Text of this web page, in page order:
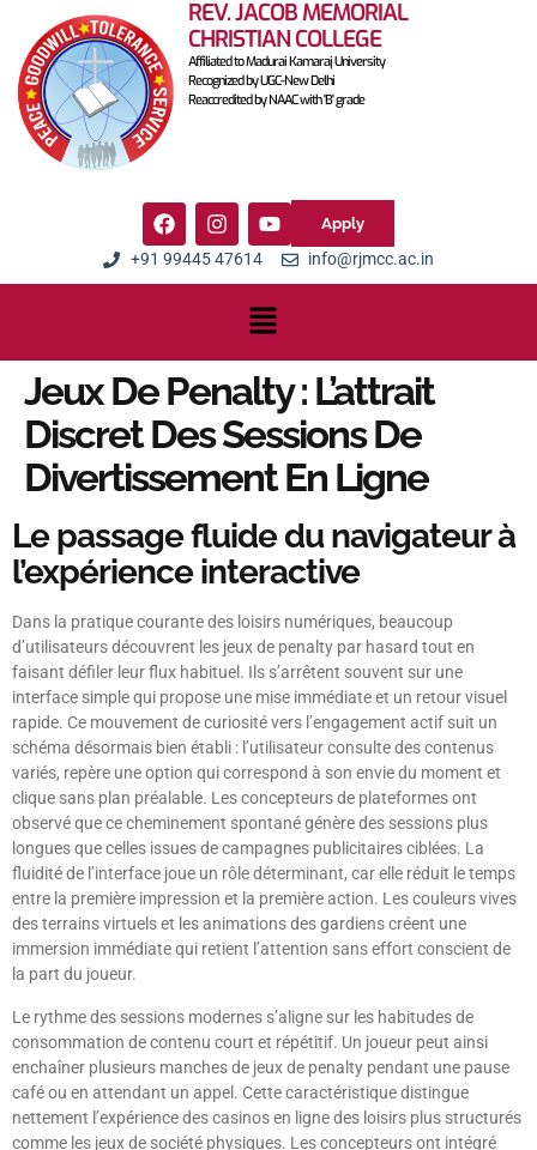
REV. JACOB MEMORIAL
CHRISTIAN COLLEGE
Affiliated to Madurai Kamaraj University
Recognized by UGC-New Delhi
Reaccredited by NAAC with 'B' grade
Apply
+91 99445 47614 info@rjmcc.ac.in
Jeux De Penalty : L’attrait
Discret Des Sessions De
Divertissement En Ligne
Le passage fluide du navigateur à
l’expérience interactive
Dans la pratique courante des loisirs numériques, beaucoup
d’utilisateurs découvrent les jeux de penalty par hasard tout en
faisant défiler leur flux habituel. Ils s’arrêtent souvent sur une
interface simple qui propose une mise immédiate et un retour visuel
rapide. Ce mouvement de curiosité vers l’engagement actif suit un
schéma désormais bien établi : l’utilisateur consulte des contenus
variés, repère une option qui correspond à son envie du moment et
clique sans plan préalable. Les concepteurs de plateformes ont
observé que ce cheminement spontané génère des sessions plus
longues que celles issues de campagnes publicitaires ciblées. La
fluidité de l’interface joue un rôle déterminant, car elle réduit le temps
entre la première impression et la première action. Les couleurs vives
des terrains virtuels et les animations des gardiens créent une
immersion immédiate qui retient l’attention sans effort conscient de
la part du joueur.
Le rythme des sessions modernes s’aligne sur les habitudes de
consommation de contenu court et répétitif. Un joueur peut ainsi
enchaîner plusieurs manches de jeux de penalty pendant une pause
café ou en attendant un appel. Cette caractéristique distingue
nettement l’expérience des casinos en ligne des loisirs plus structurés
comme les jeux de société physiques. Les concepteurs ont intégré